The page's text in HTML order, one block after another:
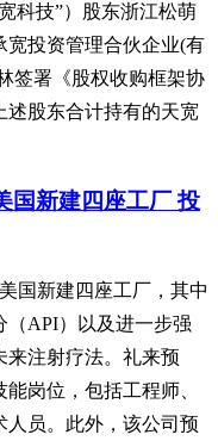
科技”）股东浙江松萌
宽投资管理合伙企业(有
签署《股权收购框架协
述股东合计持有的天宽
国新建四座工厂 投
国新建四座工厂，其中
（API）以及进一步强
来注射疗法。礼来预
岗位，包括工程师、
人员。此外，该公司预